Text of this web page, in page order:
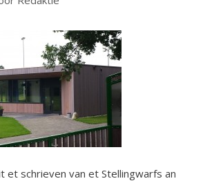
et schrieven van et Stellingwarfs an